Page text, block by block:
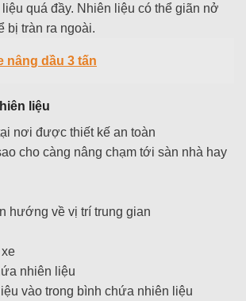
quá đầy. Nhiên liệu có thể giãn nở
bị tràn ra ngoài.
nâng dầu 3 tấn
liệu
nơi được thiết kế an toàn
cho càng nâng chạm tới sàn nhà hay
hướng về vị trí trung gian
nhiên liệu
vào trong bình chứa nhiên liệu